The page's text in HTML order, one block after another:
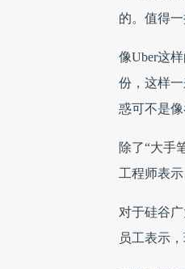
的。值得
像Uber这
份，这样
惑可不是
除了“大手
工程师表
对于硅谷
员工表示